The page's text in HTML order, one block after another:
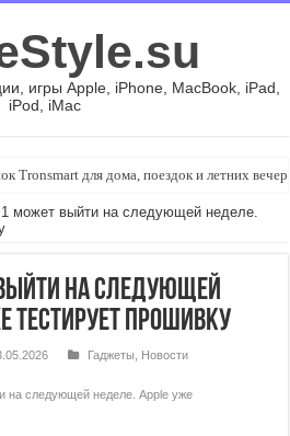
игры Apple, iPhone, MacBook, iPad,
iPod, iMac
Tronsmart для дома, поездок и летних
может выйти на следующей неделе.
на следующей
тестирует прошивку
Гаджеты
Новости
на следующей неделе. Apple уже